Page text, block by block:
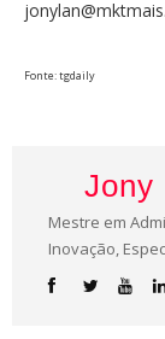
Fonte: tgdaily
Jony
Mestre em
Inovação,